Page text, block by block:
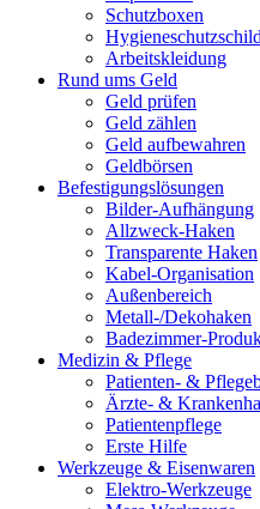
Schutzboxen
Arbeitskleidung
Rund ums Geld
Geld prüfen
Geld zählen
Geld aufbewahren
Geldbörsen
Befestigungslösungen
Bilder-Aufhängung
Allzweck-Haken
Transparente Haken
Kabel-Organisation
Außenbereich
Metall-/Dekohaken
Badezimmer-
Medizin & Pflege
Patienten- &
Ärzte- &
Patientenpflege
Erste Hilfe
Werkzeuge & Eisenwaren
Elektro-Werkzeuge